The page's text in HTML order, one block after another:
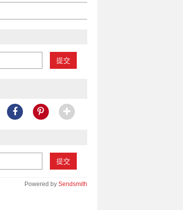
提交
提交
Powered by Sendsmith